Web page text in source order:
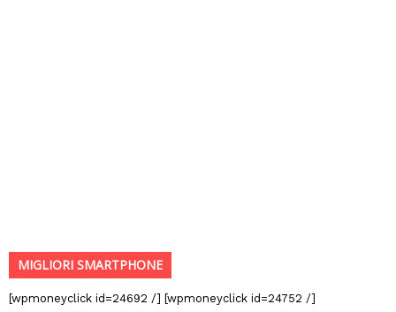
MIGLIORI SMARTPHONE
[wpmoneyclick id=24692 /] [wpmoneyclick id=24752 /]